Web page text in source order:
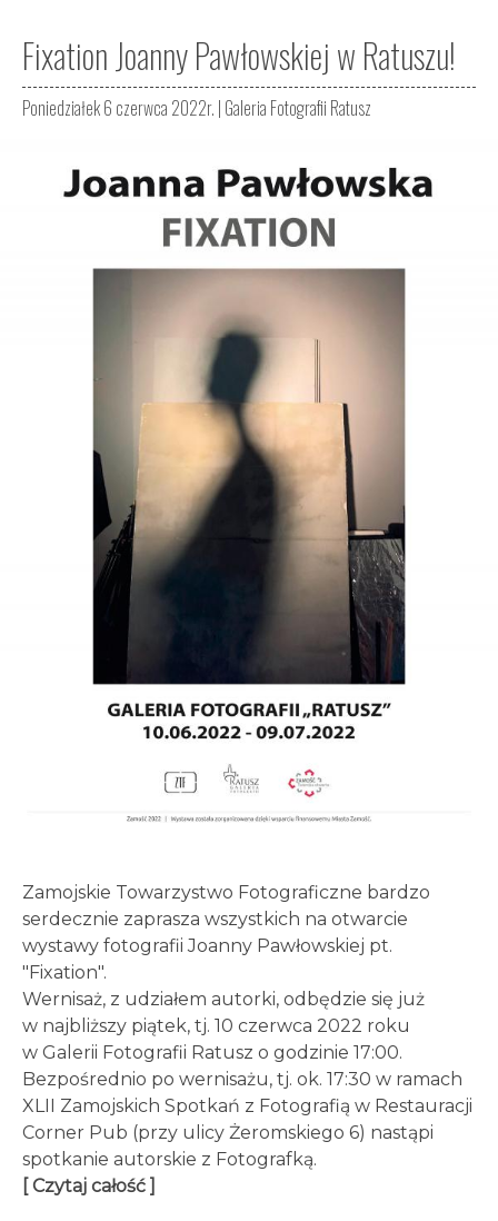
Fixation Joanny Pawłowskiej w Ratuszu!
Poniedziałek 6 czerwca 2022r. | Galeria Fotografii Ratusz
Zamojskie Towarzystwo Fotograficzne bardzo
serdecznie zaprasza wszystkich na otwarcie
wystawy fotografii Joanny Pawłowskiej pt.
"Fixation".
Wernisaż, z udziałem autorki, odbędzie się już
w najbliższy piątek, tj. 10 czerwca 2022 roku
w Galerii Fotografii Ratusz o godzinie 17:00.
Bezpośrednio po wernisażu, tj. ok. 17:30 w ramach
XLII Zamojskich Spotkań z Fotografią w Restauracji
Corner Pub (przy ulicy Żeromskiego 6) nastąpi
spotkanie autorskie z Fotografką.
[ Czytaj całość ]